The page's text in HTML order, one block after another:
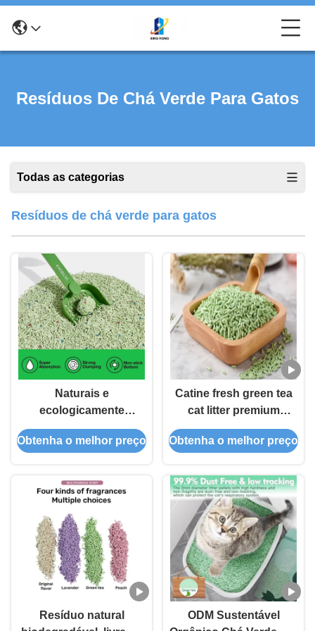
Resíduos De Chá Verde Para Gatos
Todas as categorias
Resíduos de chá verde para gatos
Naturais e
ecologicamente
corretas, de base
vegetal, de chá verde
Obtenha o melhor preço
Catine fresh green tea
cat litter premium
flushed biodegradable
fast clumping
Obtenha o melhor preço
Resíduo natural
ODM Sustentável